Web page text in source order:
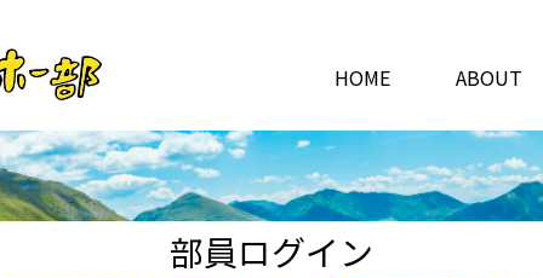
HOME ABOUT
部員ログイン